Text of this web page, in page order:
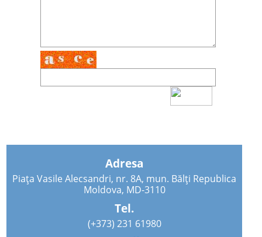
Adresa
Piața Vasile Alecsandri, nr. 8A, mun. Bălți Republica
Moldova, MD-3110
Tel.
(+373) 231 61980